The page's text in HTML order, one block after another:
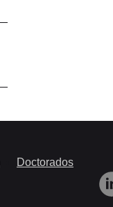
Doctorados